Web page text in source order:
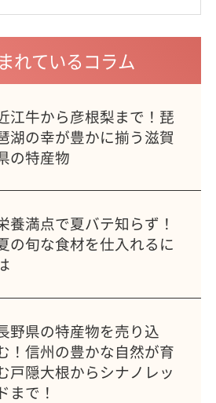
れているコラム
江牛から彦根梨まで！琵
湖の幸が豊かに揃う滋賀
の特産物
養満点で夏バテ知らず！
の旬な食材を仕入れるに
野県の特産物を売り込
！信州の豊かな自然が育
戸隠大根からシナノレッ
ドまで！